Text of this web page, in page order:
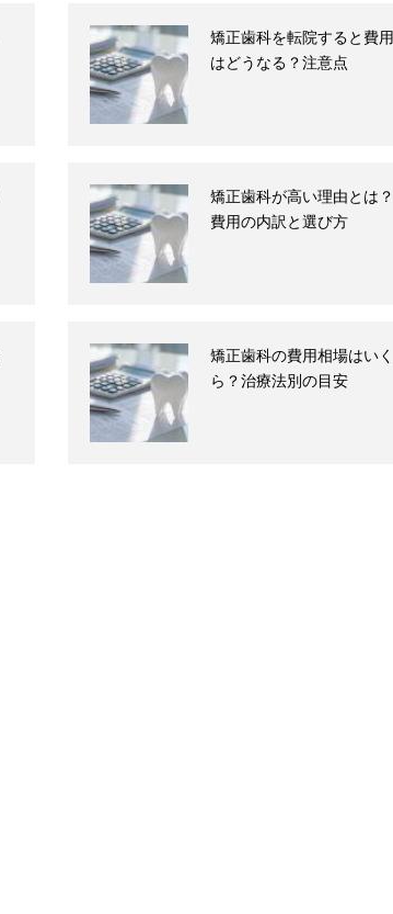
矯正歯科を転院すると費用
はどうなる？注意点
矯正歯科が高い理由とは？
費用の内訳と選び方
矯正歯科の費用相場はいく
ら？治療法別の目安